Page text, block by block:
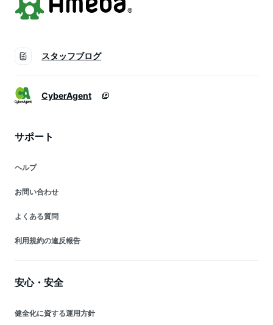
スタッフブログ
CyberAgent
サポート
ヘルプ
お問い合わせ
よくある質問
利用規約の違反報告
安心・安全
健全化に資する運用方針